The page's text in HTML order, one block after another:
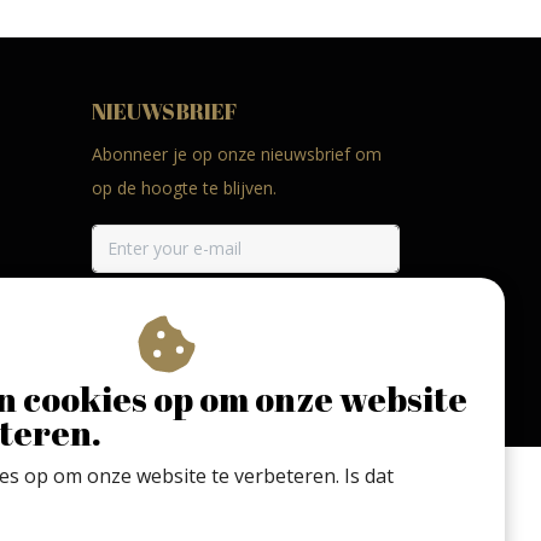
NIEUWSBRIEF
Abonneer je op onze nieuwsbrief om
op de hoogte te blijven.
ABONNEER
mate. Geen 18 geen alcohol
cookies op om onze website
op om onze website te verbeteren. Is dat